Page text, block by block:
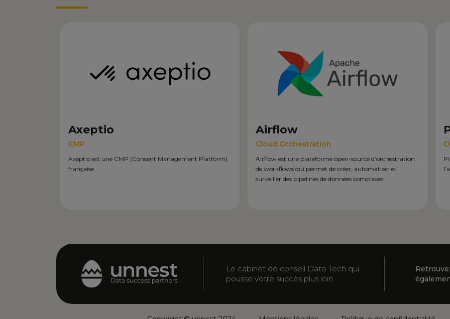
Axeptio
CMP
Axeptio est une CMP (Consent Management Platform)
française
Airflow
Cloud Orchestration
Airflow est une plateforme open-source d’orchestration
de workflows qui permet de créer, automatiser et
surveiller des pipelines de données complexes.
Le cabinet de conseil Data Tech qui
pousse votre succès plus loin